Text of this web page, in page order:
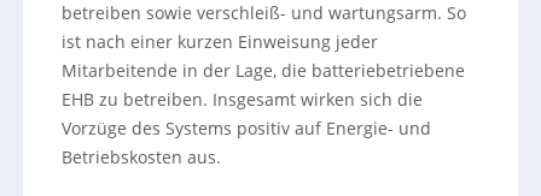
betreiben sowie verschleiß- und wartungsarm. So
ist nach einer kurzen Einweisung jeder
Mitarbeitende in der Lage, die batteriebetriebene
EHB zu betreiben. Insgesamt wirken sich die
Vorzüge des Systems positiv auf Energie- und
Betriebskosten aus.